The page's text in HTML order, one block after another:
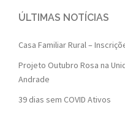
ÚLTIMAS NOTÍCIAS
Casa Familiar Rural –
Projeto Outubro Rosa na
Andrade
39 dias sem COVID Ativos